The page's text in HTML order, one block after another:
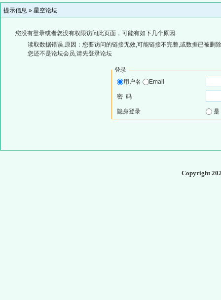
提示信息 » 星空论坛
您没有登录或者您没有权限访问此页面，可能有如下几个原因:
读取数据错误,原因：您要访问的链接无效,可能链接不完整,或数据已被删
您还不是论坛会员,请先登录论坛
登录
用户名
Email
密 码
隐身登录
Copyright